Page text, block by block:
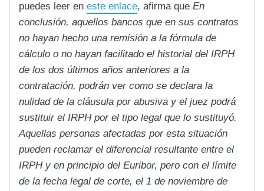
puedes leer en este enlace, afirma que En
conclusión, aquellos bancos que en sus contratos
no hayan hecho una remisión a la fórmula de
cálculo o no hayan facilitado el historial del IRPH
de los dos últimos años anteriores a la
contratación, podrán ver como se declara la
nulidad de la cláusula por abusiva y el juez podrá
sustituir el IRPH por el tipo legal que lo sustituyó.
Aquellas personas afectadas por esta situación
pueden reclamar el diferencial resultante entre el
IRPH y en principio del Euribor, pero con el límite
de la fecha legal de corte, el 1 de noviembre de